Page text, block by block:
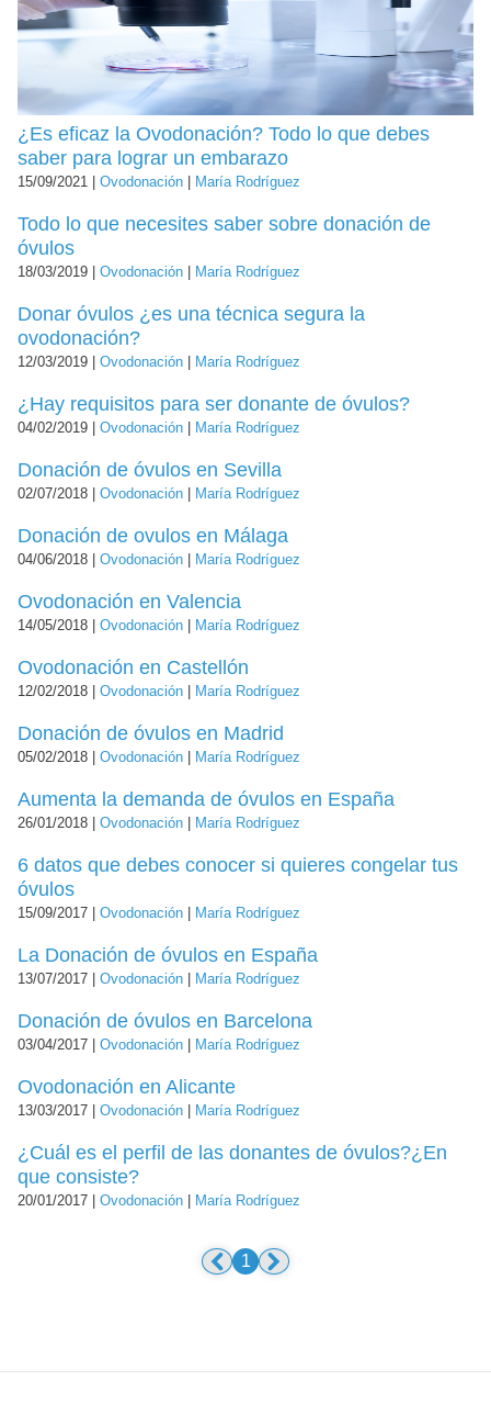
¿Es eficaz la Ovodonación? Todo lo que debes
saber para lograr un embarazo
15/09/2021 | Ovodonación María Rodríguez
Todo lo que necesites saber sobre donación de
óvulos
18/03/2019 | Ovodonación María Rodríguez
Donar óvulos ¿es una técnica segura la
ovodonación?
12/03/2019 | Ovodonación María Rodríguez
¿Hay requisitos para ser donante de óvulos?
04/02/2019 | Ovodonación María Rodríguez
Donación de óvulos en Sevilla
02/07/2018 | Ovodonación María Rodríguez
Donación de ovulos en Málaga
04/06/2018 | Ovodonación María Rodríguez
Ovodonación en Valencia
14/05/2018 | Ovodonación María Rodríguez
Ovodonación en Castellón
12/02/2018 | Ovodonación María Rodríguez
Donación de óvulos en Madrid
05/02/2018 | Ovodonación María Rodríguez
Aumenta la demanda de óvulos en España
26/01/2018 | Ovodonación María Rodríguez
6 datos que debes conocer si quieres congelar tus
óvulos
15/09/2017 | Ovodonación María Rodríguez
La Donación de óvulos en España
13/07/2017 | Ovodonación María Rodríguez
Donación de óvulos en Barcelona
03/04/2017 | Ovodonación María Rodríguez
Ovodonación en Alicante
13/03/2017 | Ovodonación María Rodríguez
¿Cuál es el perfil de las donantes de óvulos?¿En
que consiste?
20/01/2017 | Ovodonación María Rodríguez
1